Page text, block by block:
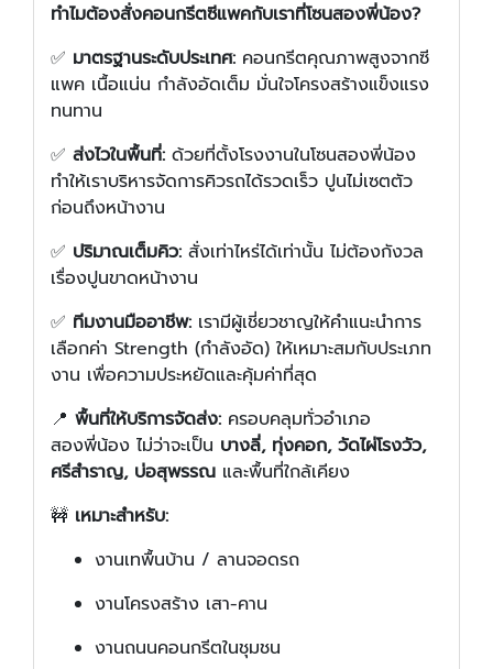
ทำไมต้องสั่งคอนกรีตซีแพคกับเราที่โซนสองพี่น้อง?
✅ มาตรฐานระดับประเทศ: คอนกรีตคุณภาพสูงจากซี
แพค เนื้อแน่น กำลังอัดเต็ม มั่นใจโครงสร้างแข็งแรง
ทนทาน
✅ ส่งไวในพื้นที่: ด้วยที่ตั้งโรงงานในโซนสองพี่น้อง
ทำให้เราบริหารจัดการคิวรถได้รวดเร็ว ปูนไม่เซตตัว
ก่อนถึงหน้างาน
✅ ปริมาณเต็มคิว: สั่งเท่าไหร่ได้เท่านั้น ไม่ต้องกังวล
เรื่องปูนขาดหน้างาน
✅ ทีมงานมืออาชีพ: เรามีผู้เชี่ยวชาญให้คำแนะนำการ
เลือกค่า Strength (กำลังอัด) ให้เหมาะสมกับประเภท
งาน เพื่อความประหยัดและคุ้มค่าที่สุด
📍 พื้นที่ให้บริการจัดส่ง: ครอบคลุมทั่วอำเภอ
สองพี่น้อง ไม่ว่าจะเป็น บางลี่, ทุ่งคอก, วัดไผ่โรงวัว,
ศรีสำราญ, บ่อสุพรรณ และพื้นที่ใกล้เคียง
🚧 เหมาะสำหรับ:
งานเทพื้นบ้าน / ลานจอดรถ
งานโครงสร้าง เสา-คาน
งานถนนคอนกรีตในชุมชน